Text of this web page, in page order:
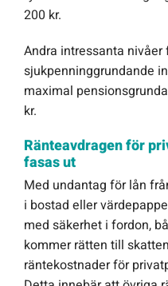
200 kr.
Andra intressanta
sjukpenninggrundande
maximal
kr.
Ränteavdragen för
fasas ut
Med undantag för lån
i bostad eller
med säkerhet i fordon,
kommer rätten till
räntekostnader för